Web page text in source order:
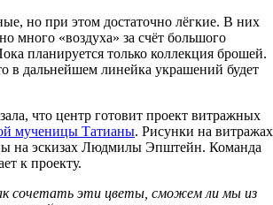
но при этом достаточно лёгкие. В них
много «воздуха» за счёт большого
планируется только коллекция брошей.
в дальнейшем линейка украшений будет
что центр готовит проект витражных
мученицы Татианы. Рисунки на витражах
на эскизах Людмилы Эпштейн. Команда
к проекту.
сочетать эти цветы, сможем ли мы из